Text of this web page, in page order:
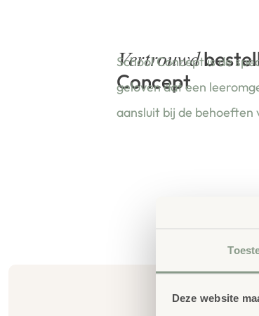
Deze website
Vertrouwd
Concept
School Concept is de
geloven dat een
aansluit bij de